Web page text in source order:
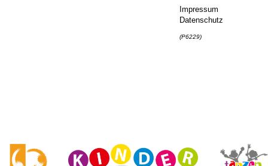
Impressum
Datenschutz
(P6229)